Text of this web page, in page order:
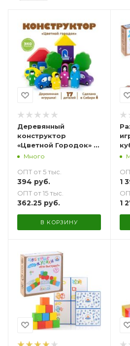
Деревянный
конструктор
«Цветной Городок» 17
деталей
Много
ОПТ от 5 тыс.
394 руб.
ОПТ от 15 тыс.
362.25 руб.
В КОРЗИНУ
1
1